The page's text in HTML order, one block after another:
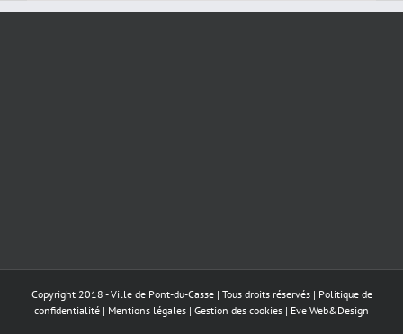
Copyright 2018 - Ville de Pont-du-Casse | Tous droits réservés | Politique de
confidentialité | Mentions légales | Gestion des cookies | Eve Web&Design